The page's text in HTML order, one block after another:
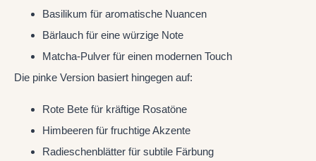
Basilikum für aromatische Nuancen
Bärlauch für eine würzige Note
Matcha-Pulver für einen modernen Touch
Die pinke Version basiert hingegen auf:
Rote Bete für kräftige Rosatöne
Himbeeren für fruchtige Akzente
Radieschenblätter für subtile Färbung